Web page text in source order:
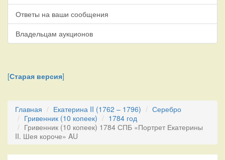
Ответы на ваши сообщения
Владельцам аукционов
[Старая версия]
Главная Екатерина II (1762 – 1796)
Серебро
Гривенник (10 копеек)
1784 год
Гривенник (10 копеек) 1784 СПБ «Портрет Екатерины
II. Шея короче» AU